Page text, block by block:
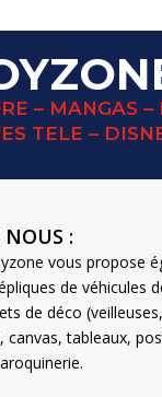
– MANGAS –
TELE –
NOUS :
vous propose
de véhicules
de déco
canvas, tableaux,